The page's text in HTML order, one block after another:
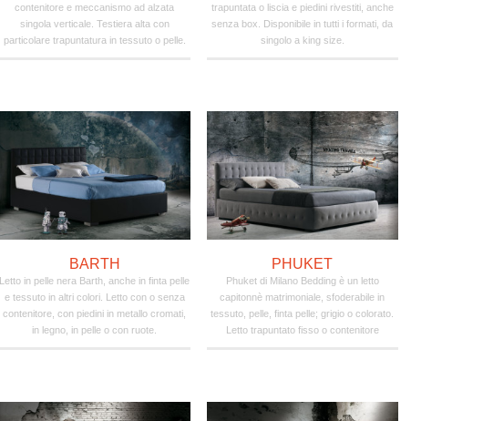
contenitore e meccanismo ad alzata
singola verticale. Testiera alta con
particolare trapuntatura in tessuto o pelle.
trapuntata o liscia e piedini rivestiti, anche
senza box. Disponibile in tutti i formati, da
singolo a king size.
BARTH
Letto in pelle nera Barth, anche in finta pelle
e tessuto in altri colori. Letto con o senza
contenitore, con piedini in metallo cromati,
in legno, in pelle o con ruote.
PHUKET
Phuket di Milano Bedding è un letto
capitonnè matrimoniale, sfoderabile in
tessuto, pelle, finta pelle; grigio o colorato.
Letto trapuntato fisso o contenitore